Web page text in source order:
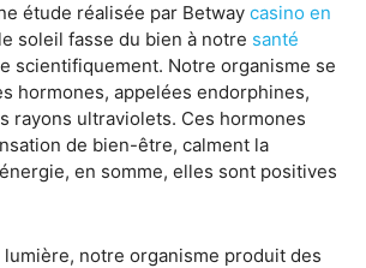
étude réalisée par Betway casino en
soleil fasse du bien à notre santé
scientifiquement. Notre organisme se
hormones, appelées endorphines,
rayons ultraviolets. Ces hormones
de bien-être, calment la
en somme, elles sont positives
lumière, notre organisme produit des